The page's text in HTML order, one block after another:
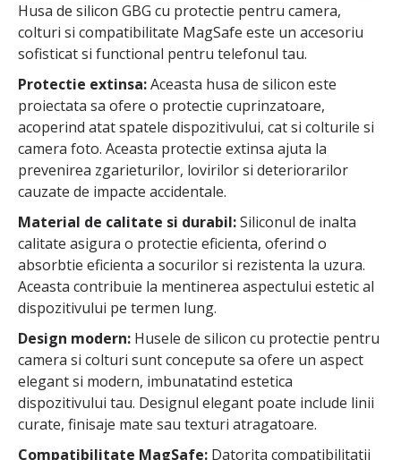
Husa de silicon GBG cu protectie pentru camera,
colturi si compatibilitate MagSafe este un accesoriu
sofisticat si functional pentru telefonul tau.
Protectie extinsa:Aceasta husa de silicon este
proiectata sa ofere o protectie cuprinzatoare,
acoperind atat spatele dispozitivului, cat si colturile si
camera foto. Aceasta protectie extinsa ajuta la
prevenirea zgarieturilor, lovirilor si deteriorarilor
cauzate de impacte accidentale.
Material de calitate si durabil:Siliconul de inalta
calitate asigura o protectie eficienta, oferind o
absorbtie eficienta a socurilor si rezistenta la uzura.
Aceasta contribuie la mentinerea aspectului estetic al
dispozitivului pe termen lung.
Design modern: Husele de silicon cu protectie pentru
camera si colturi sunt concepute sa ofere un aspect
elegant si modern, imbunatatind estetica
dispozitivului tau. Designul elegant poate include linii
curate, finisaje mate sau texturi atragatoare.
Compatibilitate MagSafe: Datorita compatibilitatii